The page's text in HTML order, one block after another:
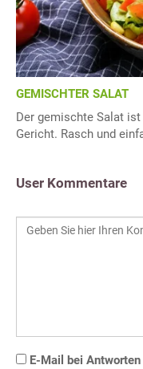
GEMISCHTER SALAT
Der gemischte Salat
Gericht. Rasch und
User Kommentare
E-Mail bei